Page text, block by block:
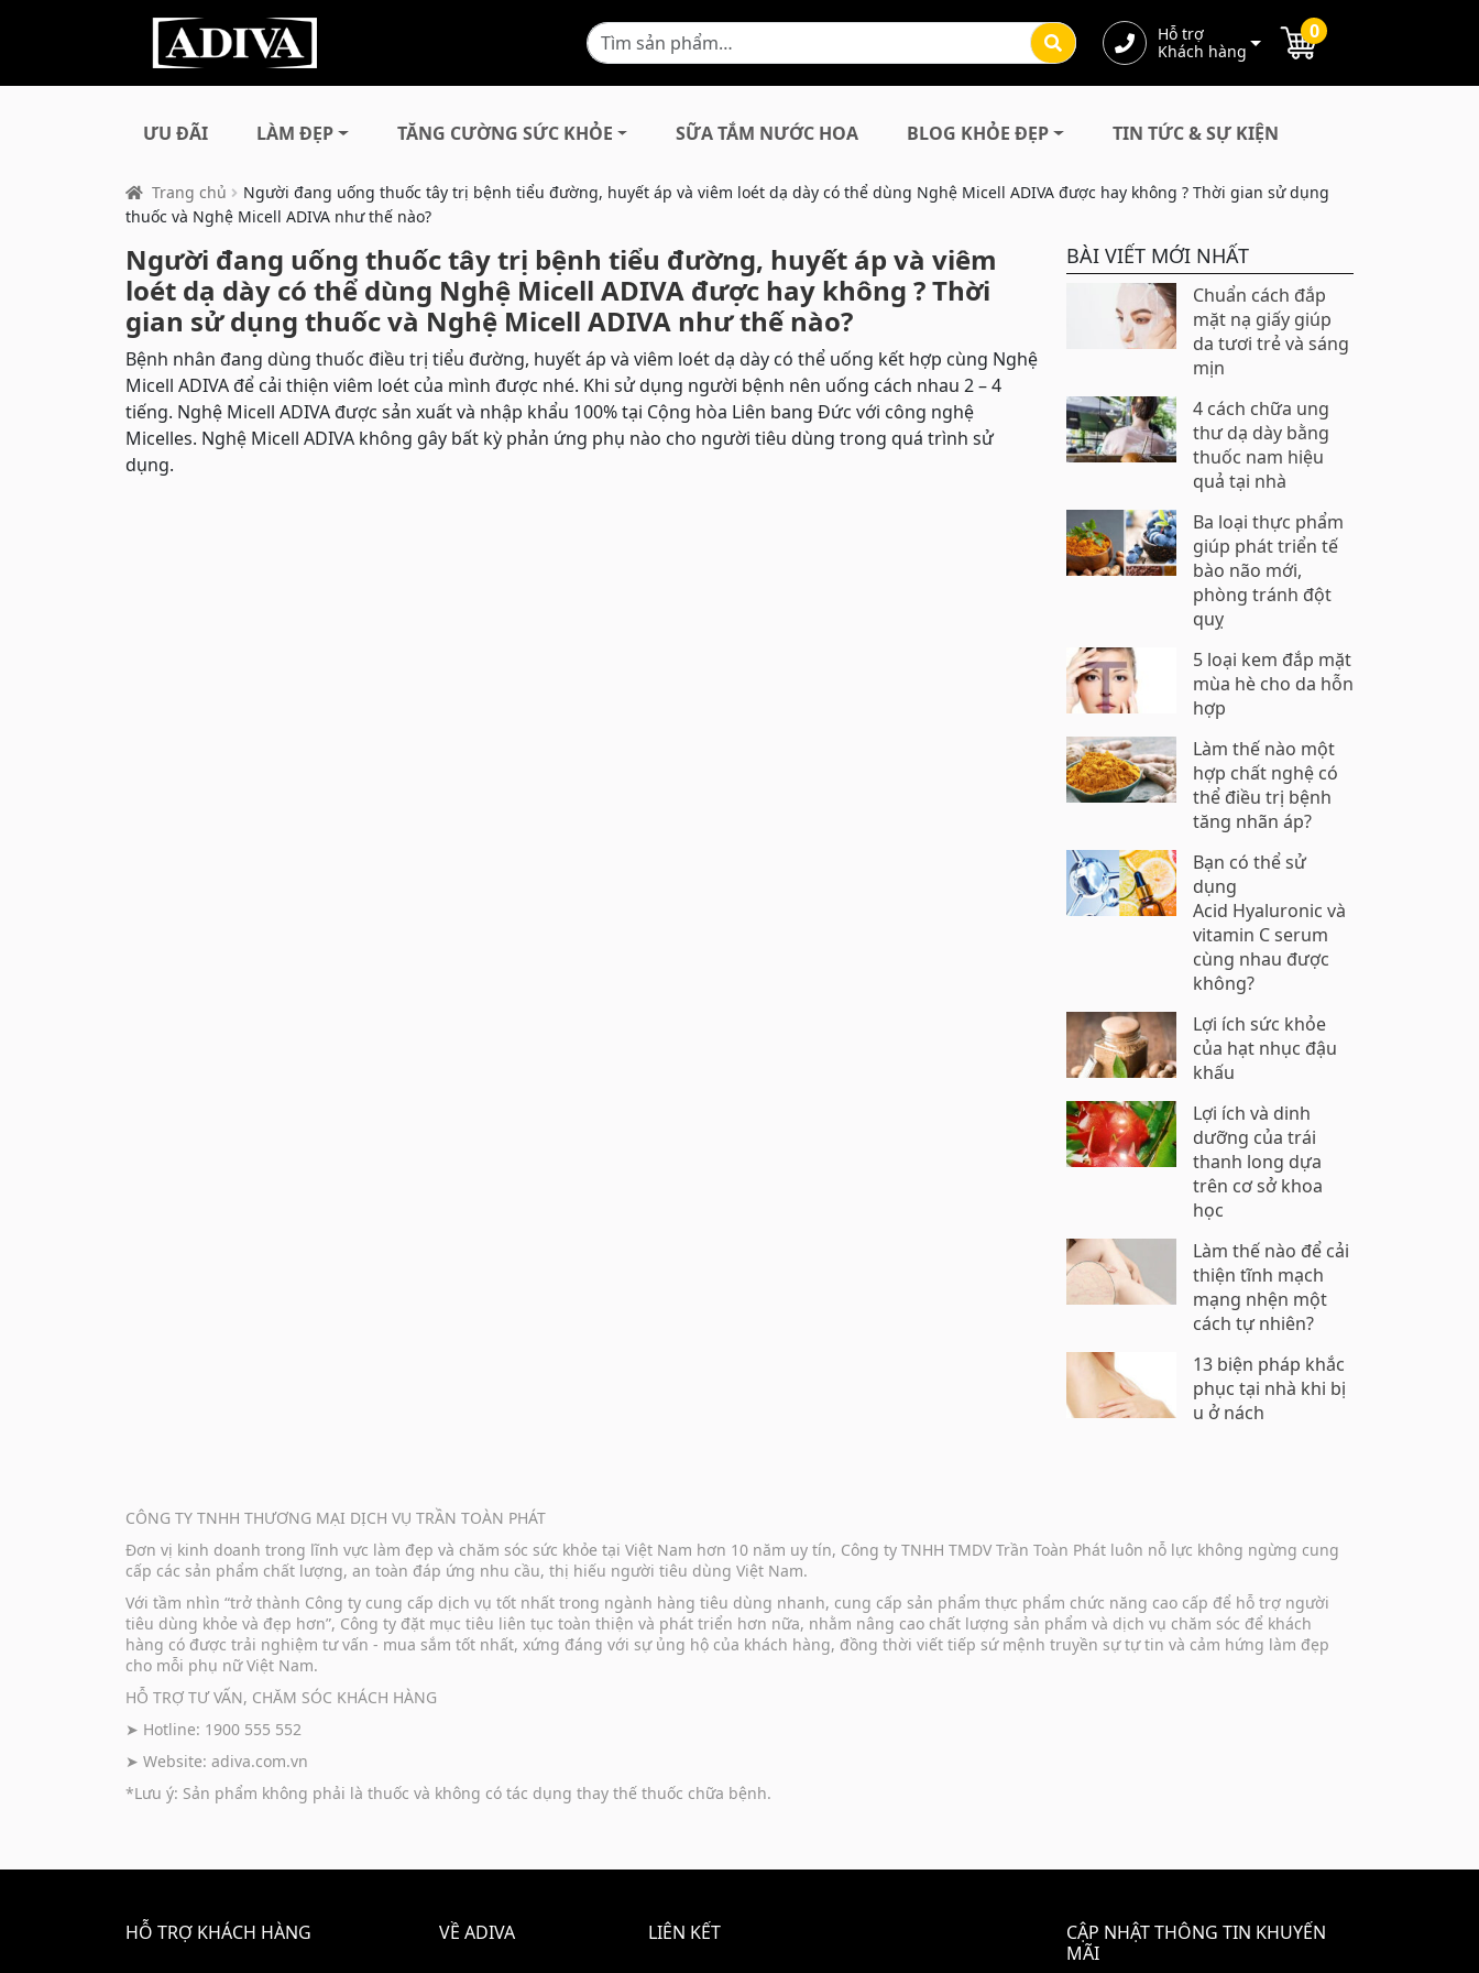
Hỗ trợ
Khách hàng
0
ƯU ĐÃI LÀM ĐẸP TĂNG CƯỜNG SỨC KHỎE SỮA TẮM NƯỚC HOA BLOG KHỎE ĐẸP TIN TỨC & SỰ KIỆN
Trang chủ
Người đang uống thuốc tây trị bệnh tiểu đường, huyết áp và viêm loét dạ dày có thể dùng Nghệ Micell ADIVA được hay không ? Thời gian sử dụng
thuốc và Nghệ Micell ADIVA như thế nào?
Người đang uống thuốc tây trị bệnh tiểu đường, huyết áp và viêm
loét dạ dày có thể dùng Nghệ Micell ADIVA được hay không ? Thời
gian sử dụng thuốc và Nghệ Micell ADIVA như thế nào?
Bệnh nhân đang dùng thuốc điều trị tiểu đường, huyết áp và viêm loét dạ dày có thể uống kết hợp cùng Nghệ
Micell ADIVA để cải thiện viêm loét của mình được nhé. Khi sử dụng người bệnh nên uống cách nhau 2 – 4
tiếng. Nghệ Micell ADIVA được sản xuất và nhập khẩu 100% tại Cộng hòa Liên bang Đức với công nghệ
Micelles. Nghệ Micell ADIVA không gây bất kỳ phản ứng phụ nào cho người tiêu dùng trong quá trình sử
dụng.
BÀI VIẾT MỚI NHẤT
Chuẩn cách đắp
mặt nạ giấy giúp
da tươi trẻ và sáng
mịn
4 cách chữa ung
thư dạ dày bằng
thuốc nam hiệu
quả tại nhà
Ba loại thực phẩm
giúp phát triển tế
bào não mới,
phòng tránh đột
quỵ
5 loại kem đắp mặt
mùa hè cho da hỗn
hợp
Làm thế nào một
hợp chất nghệ có
thể điều trị bệnh
tăng nhãn áp?
Bạn có thể sử
dụng
Acid Hyaluronic và
vitamin C serum
cùng nhau được
không?
Lợi ích sức khỏe
của hạt nhục đậu
khấu
Lợi ích và dinh
dưỡng của trái
thanh long dựa
trên cơ sở khoa
học
Làm thế nào để cải
thiện tĩnh mạch
mạng nhện một
cách tự nhiên?
13 biện pháp khắc
phục tại nhà khi bị
u ở nách
CÔNG TY TNHH THƯƠNG MẠI DỊCH VỤ TRẦN TOÀN PHÁT
Đơn vị kinh doanh trong lĩnh vực làm đẹp và chăm sóc sức khỏe tại Việt Nam hơn 10 năm uy tín, Công ty TNHH TMDV Trần Toàn Phát luôn nỗ lực không ngừng cung
cấp các sản phẩm chất lượng, an toàn đáp ứng nhu cầu, thị hiếu người tiêu dùng Việt Nam.
Với tầm nhìn “trở thành Công ty cung cấp dịch vụ tốt nhất trong ngành hàng tiêu dùng nhanh, cung cấp sản phẩm thực phẩm chức năng cao cấp để hỗ trợ người
tiêu dùng khỏe và đẹp hơn”, Công ty đặt mục tiêu liên tục toàn thiện và phát triển hơn nữa, nhằm nâng cao chất lượng sản phẩm và dịch vụ chăm sóc để khách
hàng có được trải nghiệm tư vấn - mua sắm tốt nhất, xứng đáng với sự ủng hộ của khách hàng, đồng thời viết tiếp sứ mệnh truyền sự tự tin và cảm hứng làm đẹp
cho mỗi phụ nữ Việt Nam.
HỖ TRỢ TƯ VẤN, CHĂM SÓC KHÁCH HÀNG
➤ Hotline: 1900 555 552
➤ Website: adiva.com.vn
*Lưu ý: Sản phẩm không phải là thuốc và không có tác dụng thay thế thuốc chữa bệnh.
HỖ TRỢ KHÁCH HÀNG VỀ ADIVA LIÊN KẾT
CẬP NHẬT THÔNG TIN KHUYẾN
MÃI